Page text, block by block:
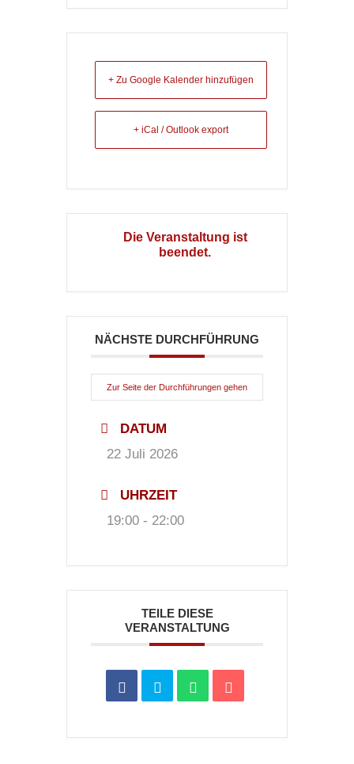
+ Zu Google Kalender hinzufügen
+ iCal / Outlook export
Die Veranstaltung ist
beendet.
NÄCHSTE DURCHFÜHRUNG
Zur Seite der Durchführungen gehen
DATUM
22 Juli 2026
UHRZEIT
19:00 - 22:00
TEILE DIESE
VERANSTALTUNG